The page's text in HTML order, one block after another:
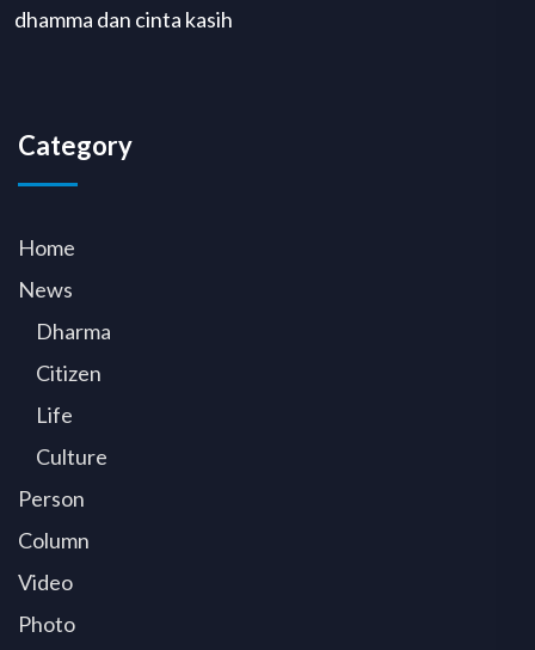
dhamma dan cinta kasih
Category
Home
News
Dharma
Citizen
Life
Culture
Person
Column
Video
Photo